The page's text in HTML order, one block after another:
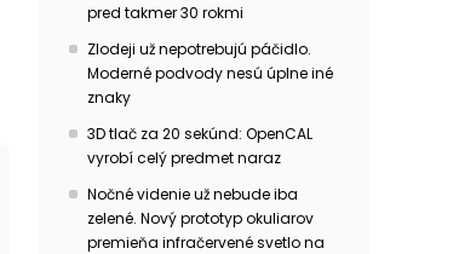
pred takmer 30 rokmi
Zlodeji už nepotrebujú páčidlo.
Moderné podvody nesú úplne iné
znaky
3D tlač za 20 sekúnd: OpenCAL
vyrobí celý predmet naraz
Nočné videnie už nebude iba
zelené. Nový prototyp okuliarov
premieňa infračervené svetlo na